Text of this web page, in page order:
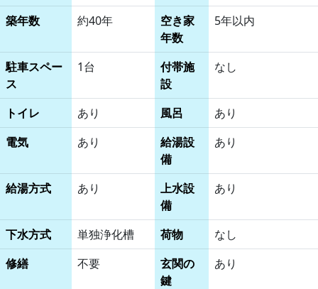
築年数 約40年
空き家
年数
5年以内
駐車スペー
ス
1台
付帯施
設
なし
トイレ あり 風呂
あり
電気
あり
給湯設
備
あり
給湯方式 あり
上水設
備
あり
下水方式 単独浄化槽 荷物
なし
修繕
不要
玄関の
鍵
あり